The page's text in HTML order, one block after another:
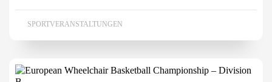
SPORTVERANSTALTUNGEN